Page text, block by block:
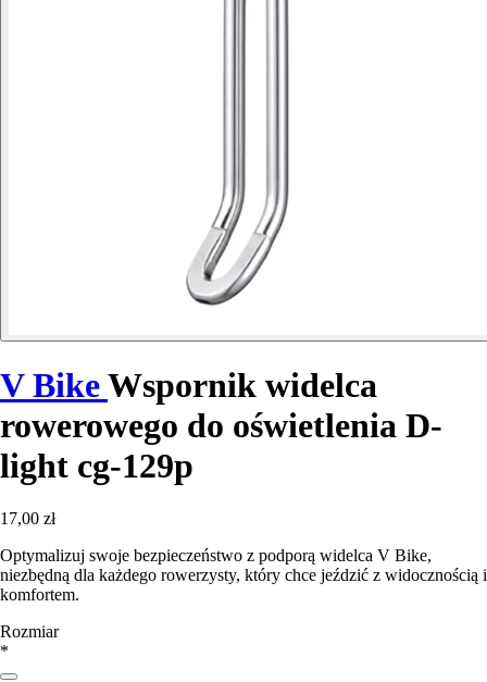
V BikeWspornik widelca
rowerowego do oświetlenia D-
light cg-129p
17,00 zł
Optymalizuj swoje bezpieczeństwo z podporą widelca V Bike,
niezbędną dla każdego rowerzysty, który chce jeździć z widocznością i
komfortem.
Rozmiar
*